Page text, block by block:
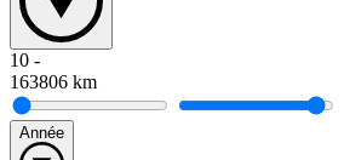
10 -
163806 km
Année